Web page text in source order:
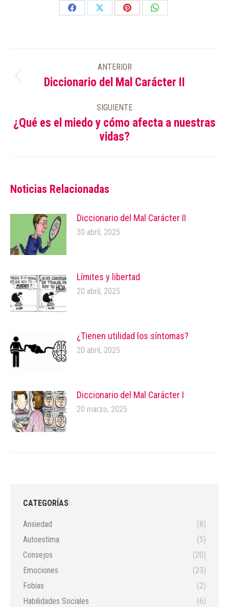
Share
Share
Share
Share
ENTRE
PUBLICACIONES
ANTERIOR
Publicación
Diccionario del Mal Carácter II
SIGUIENTE
Publicación
siguiente:
¿Qué es el miedo y cómo afecta a nuestras
vidas?
Noticias Relacionadas
Diccionario del Mal Carácter II
30 abril, 2025
Límites y libertad
20 abril, 2025
¿Tienen utilidad los síntomas?
20 abril, 2025
Diccionario del Mal Carácter I
20 marzo, 2025
CATEGORÍAS
Ansiedad
(8)
Autoestima
(5)
Consejos
(20)
Emociones
(23)
Fobias
(2)
Habilidades Sociales
(6)